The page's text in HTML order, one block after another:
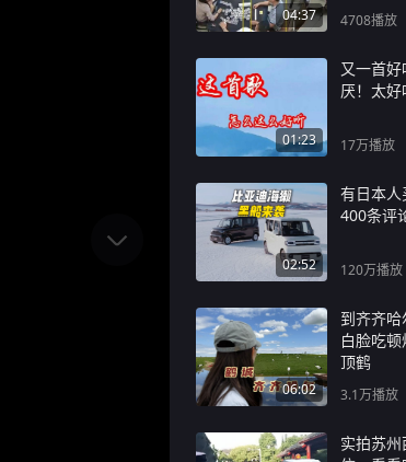
04:37 4708播放
01:23
又一首
厌！太好
17万播放
02:52
有日本
400条评
120万播放
06:02
到齐齐
白脸吃
顶鹤
3.1万播放
实拍苏